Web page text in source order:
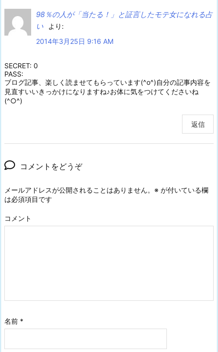
98％の人が「当たる！」と証言したモテ女になれる占
い
より:
2014年3月25日 9:16 AM
SECRET: 0
PASS:
ブログ記事、楽しく読ませてもらっています(^o^)自分の記事内容を
見直すいいきっかけになりますね♪お体に気をつけてくださいね
(^○^)
返信
コメントをどうぞ
メールアドレスが公開されることはありません。 ※ が付いている欄
は必須項目です
コメント
名前 *